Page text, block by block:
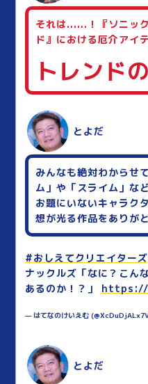
それは......！『ソニッ
ド』における厄介アイ
トレンド
とよだ
みんなも絶対わからせ
ム」や「スライム」な
お題にいないキャラク
想が光る作品をありが
#おしえてクリエイターズ
ナックルズ「なに？こん
あるのか！？」 https://
— はてなのけいえむ
とよだ